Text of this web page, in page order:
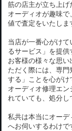
筋の店主が立ち上げ
オーディオが趣味
値で査定をいたしま
当店が一番心がけ
るサービス」を提供
お客様の様々な思
ただく際には、専
する」ことを心がけ
オーディオ修理エ
れていても、処分し
私共は本当にオー
へお伺いするわけで